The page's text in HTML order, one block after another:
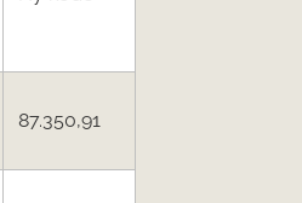
87.350,91